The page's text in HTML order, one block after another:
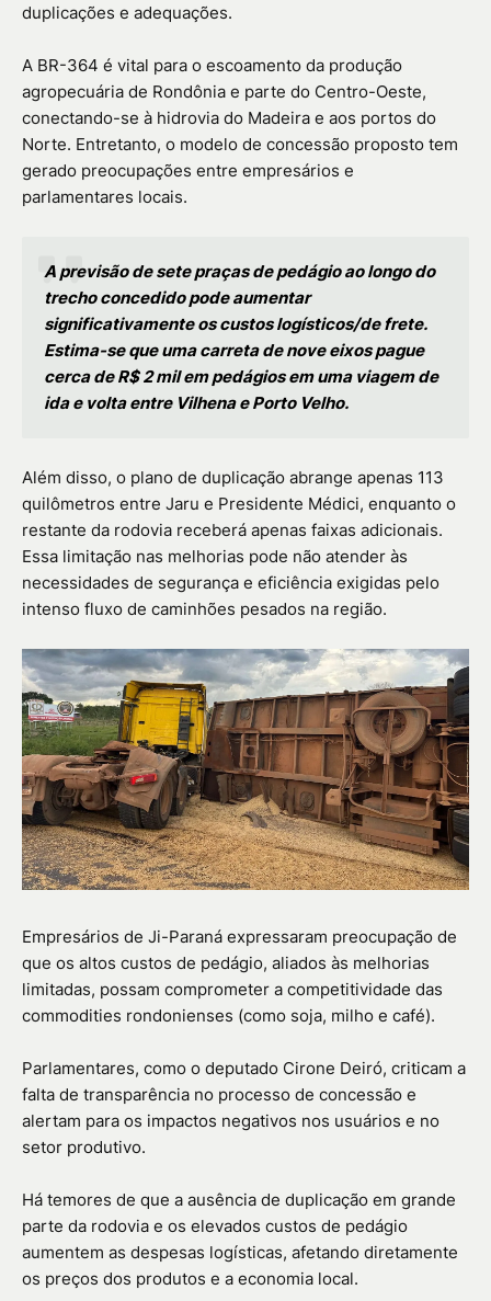
duplicações e adequações.
A BR-364 é vital para o escoamento da produção
agropecuária de Rondônia e parte do Centro-Oeste,
conectando-se à hidrovia do Madeira e aos portos do
Norte. Entretanto, o modelo de concessão proposto tem
gerado preocupações entre empresários e
parlamentares locais.
A previsão de sete praças de pedágio ao longo do
trecho concedido pode aumentar
significativamente os custos logísticos/de frete.
Estima-se que uma carreta de nove eixos pague
cerca de R$ 2 mil em pedágios em uma viagem de
ida e volta entre Vilhena e Porto Velho.
Além disso, o plano de duplicação abrange apenas 113
quilômetros entre Jaru e Presidente Médici, enquanto o
restante da rodovia receberá apenas faixas adicionais.
Essa limitação nas melhorias pode não atender às
necessidades de segurança e eficiência exigidas pelo
intenso fluxo de caminhões pesados na região.
Empresários de Ji-Paraná expressaram preocupação de
que os altos custos de pedágio, aliados às melhorias
limitadas, possam comprometer a competitividade das
commodities rondonienses (como soja, milho e café).
Parlamentares, como o deputado Cirone Deiró, criticam a
falta de transparência no processo de concessão e
alertam para os impactos negativos nos usuários e no
setor produtivo.
Há temores de que a ausência de duplicação em grande
parte da rodovia e os elevados custos de pedágio
aumentem as despesas logísticas, afetando diretamente
os preços dos produtos e a economia local.